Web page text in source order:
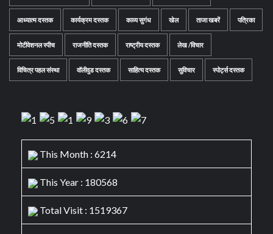
आध्यात्म दस्तक कार्यक्रम दस्तक काव्य सुगंध खेल ताजा खबरें पत्रिका
मोटीवेशनल स्पीच राजनीति दस्तक राष्ट्रीय दस्तक लेख /विचार
विचित्र पहल संस्था वॉलीवुड दस्तक साहित्य दस्तक सुविचार स्पोर्ट्स दस्तक
This Month : 6214
This Year : 180568
Total Visit : 1519367